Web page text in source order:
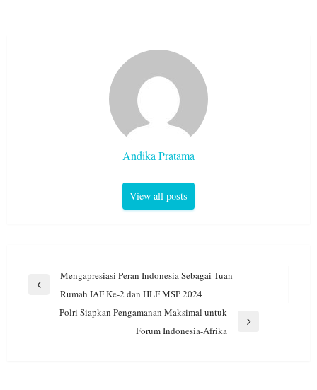
Andika Pratama
View all posts
Navigasi
Previous
Mengapresiasi Peran Indonesia Sebagai Tuan
Rumah IAF Ke-2 dan HLF MSP 2024
Polri Siapkan Pengamanan Maksimal untuk
Forum Indonesia-Afrika